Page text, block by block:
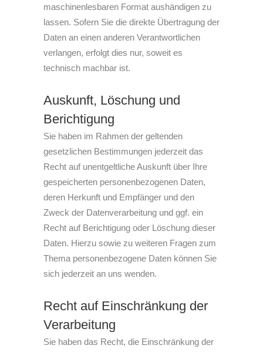
maschinenlesbaren Format aushändigen zu
lassen. Sofern Sie die direkte Übertragung der
Daten an einen anderen Verantwortlichen
verlangen, erfolgt dies nur, soweit es
technisch machbar ist.
Auskunft, Löschung und
Berichtigung
Sie haben im Rahmen der geltenden
gesetzlichen Bestimmungen jederzeit das
Recht auf unentgeltliche Auskunft über Ihre
gespeicherten personenbezogenen Daten,
deren Herkunft und Empfänger und den
Zweck der Datenverarbeitung und ggf. ein
Recht auf Berichtigung oder Löschung dieser
Daten. Hierzu sowie zu weiteren Fragen zum
Thema personenbezogene Daten können Sie
sich jederzeit an uns wenden.
Recht auf Einschränkung der
Verarbeitung
Sie haben das Recht, die Einschränkung der